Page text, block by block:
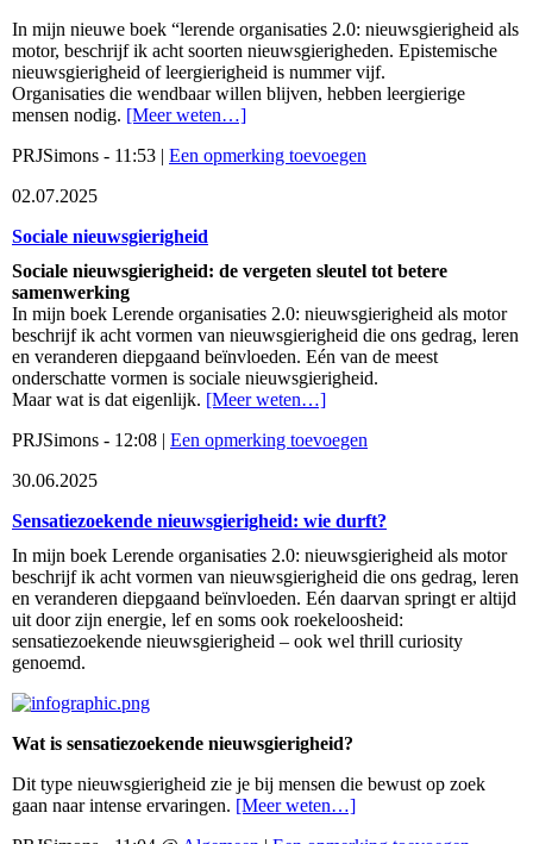
In mijn nieuwe boek “lerende organisaties 2.0: nieuwsgierigheid als
motor, beschrijf ik acht soorten nieuwsgierigheden. Epistemische
nieuwsgierigheid of leergierigheid is nummer vijf.
Organisaties die wendbaar willen blijven, hebben leergierige
mensen nodig. [Meer weten…]
PRJSimons - 11:53 | Een opmerking toevoegen
02.07.2025
Sociale nieuwsgierigheid
Sociale nieuwsgierigheid: de vergeten sleutel tot betere
samenwerking
In mijn boek Lerende organisaties 2.0: nieuwsgierigheid als motor
beschrijf ik acht vormen van nieuwsgierigheid die ons gedrag, leren
en veranderen diepgaand beïnvloeden. Eén van de meest
onderschatte vormen is sociale nieuwsgierigheid.
Maar wat is dat eigenlijk. [Meer weten…]
PRJSimons - 12:08 | Een opmerking toevoegen
30.06.2025
Sensatiezoekende nieuwsgierigheid: wie durft?
In mijn boek Lerende organisaties 2.0: nieuwsgierigheid als motor
beschrijf ik acht vormen van nieuwsgierigheid die ons gedrag, leren
en veranderen diepgaand beïnvloeden. Eén daarvan springt er altijd
uit door zijn energie, lef en soms ook roekeloosheid:
sensatiezoekende nieuwsgierigheid – ook wel thrill curiosity
genoemd.
Wat is sensatiezoekende nieuwsgierigheid?
Dit type nieuwsgierigheid zie je bij mensen die bewust op zoek
gaan naar intense ervaringen. [Meer weten…]